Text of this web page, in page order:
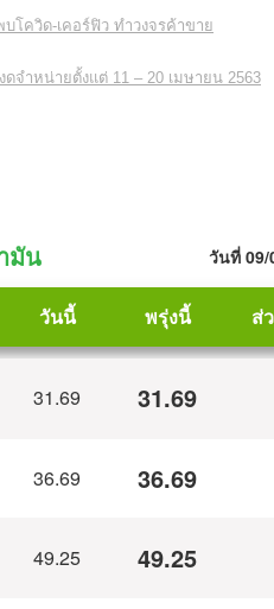
โควิด-เคอร์ฟิว ทำวงจรค้าขาย
จำหน่ายตั้งแต่ 11 – 20 เมษายน 2563